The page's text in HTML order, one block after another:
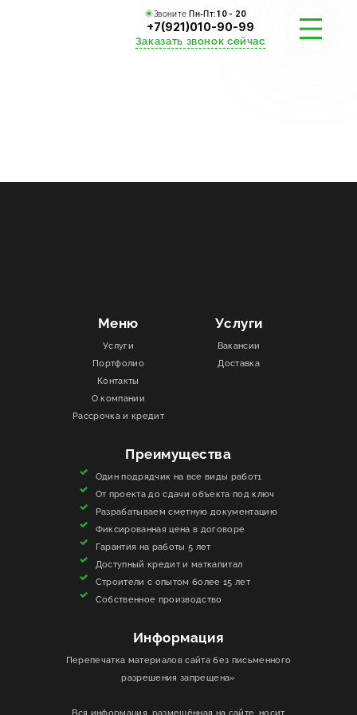
Звоните Пн-Пт:10 - 20
+7(921)010-90-99
Заказать звонок сейчас
СТОИМОСТЬ
О КОМПАНИИ
ИНФОРМАЦИЯ
Меню
Услуги
Портфолио
Контакты
О компании
Рассрочка и кредит
Услуги
Вакансии
Доставка
Преимущества
Один подрядчик на все виды работ1
От проекта до сдачи объекта под ключ
Разрабатываем сметную документацию
Фиксированная цена в договоре
Гарантия на работы 5 лет
Доступный кредит и маткапитал
Строители с опытом более 15 лет
Собственное производство
Информация
Перепечатка материалов сайта без письменного
разрешения запрещена»
Вся информация, размещённая на сайте, носит